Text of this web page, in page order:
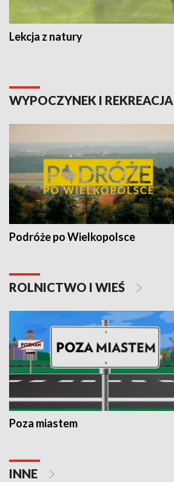
Lekcja z natury
WYPOCZYNEK I REKREACJA
Podróże po Wielkopolsce
ROLNICTWO I WIEŚ
Poza miastem
INNE